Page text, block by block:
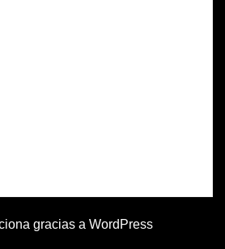
gracias a WordPress